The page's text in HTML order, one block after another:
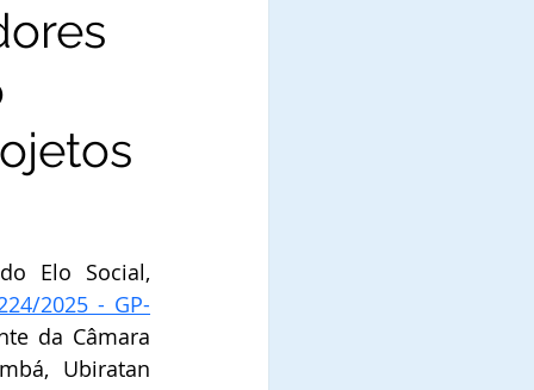
Elo Social,
2025 - GP-
da Câmara
Ubiratan